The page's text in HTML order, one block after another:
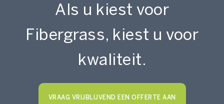
Als u kiest voor
Fibergrass, kiest u voor
kwaliteit.
VRAAG VRIJBLIJVEND EEN OFFERTE AAN